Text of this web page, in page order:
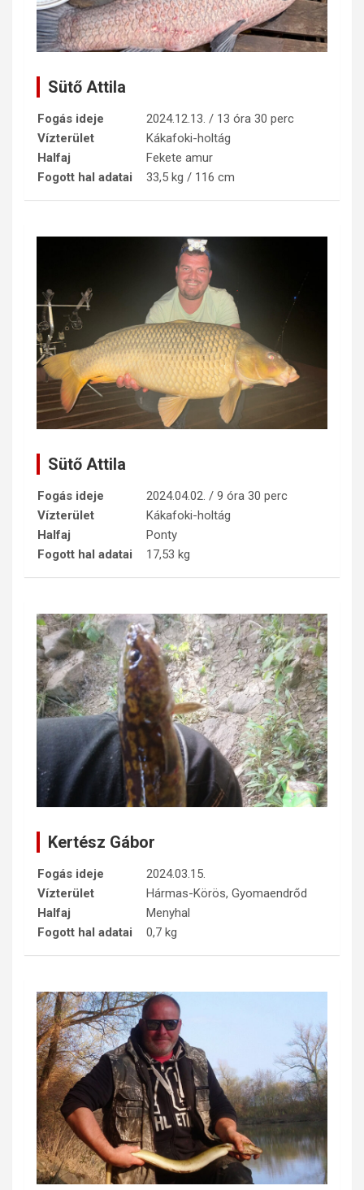
Sütő Attila
Fogás ideje
2024.12.13. / 13 óra 30 perc
Vízterület
Kákafoki-holtág
Halfaj
Fekete amur
Fogott hal adatai
33,5 kg / 116 cm
Sütő Attila
Fogás ideje
2024.04.02. / 9 óra 30 perc
Vízterület
Kákafoki-holtág
Halfaj
Ponty
Fogott hal adatai
17,53 kg
Kertész Gábor
Fogás ideje
2024.03.15.
Vízterület
Hármas-Körös, Gyomaendrőd
Halfaj
Menyhal
Fogott hal adatai
0,7 kg